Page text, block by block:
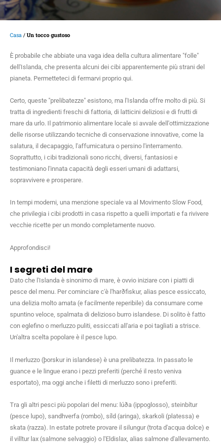
Casa / Un tocco gustoso
È probabile che abbiate una vaga idea della cultura alimentare "folle"
dell'Islanda, che presenta alcuni dei cibi apparentemente più strani del
pianeta. Permetteteci di fermarvi proprio qui.
Certo, queste "prelibatezze" esistono, ma l'Islanda offre molto di più. Si
tratta di ingredienti freschi di fattoria, di latticini deliziosi e di frutti di
mare da urlo. Il patrimonio alimentare locale si avvale dell'ottimizzazione
delle risorse utilizzando tecniche di conservazione innovative, come la
salatura, il decapaggio, l'affumicatura o persino l'interramento.
Soprattutto, i cibi tradizionali sono ricchi, diversi, fantasiosi e
testimoniano l'innata capacità degli esseri umani di adattarsi,
sopravvivere e prosperare.
In tempi moderni, una menzione speciale va al Movimento Slow Food,
che privilegia i cibi prodotti in casa rispetto a quelli importati e fa rivivere
vecchie ricette per un mondo completamente nuovo.
Approfondisci!
I segreti del mare
Dato che l'Islanda è sinonimo di mare, è ovvio iniziare con i piatti di
pesce del menu. Per cominciare c'è l'harðfiskur, alias pesce essiccato,
una delizia molto amata (e facilmente reperibile) da consumare come
spuntino veloce, spalmata di delizioso burro islandese. Di solito è fatto
con eglefino o merluzzo puliti, essiccati all'aria e poi tagliati a strisce.
Un'altra scelta popolare è il pesce lupo.
Il merluzzo (þorskur in islandese) è una prelibatezza. In passato le
guance e le lingue erano i pezzi preferiti (perché il resto veniva
esportato), ma oggi anche i filetti di merluzzo sono i preferiti.
Tra gli altri pesci più popolari del menu: lúða (ippoglosso), steinbítur
(pesce lupo), sandhverfa (rombo), síld (aringa), skarkoli (platessa) e
skata (razza). In estate potrete provare il silungur (trota d'acqua dolce) e
il villtur lax (salmone selvaggio) o l'Eldislax, alias salmone d'allevamento.